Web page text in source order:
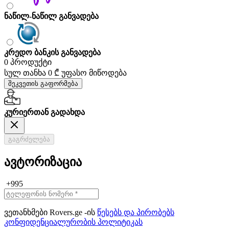
ნაწილ-ნაწილ განვადება
კრედო ბანკის განვადება
0 პროდუქტი
სულ თანხა 0 ₾ უფასო მიწოდება
შეკვეთის გაფორმება
კურიერთან გადახდა
გაგრძელება
ავტორიზაცია
+995
ვეთანხმები Rovers.ge -ის წესებს და პირობებს
კონფიდენციალურობის პოლიტიკას